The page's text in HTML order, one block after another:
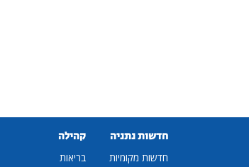
חדשות נתניה
חדשות מקומיות
קהילה
בריאות